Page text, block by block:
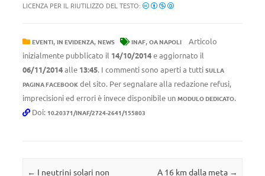
LICENZA PER IL RIUTILIZZO DEL TESTO:
EVENTI, IN EVIDENZA, NEWS INAF, OA NAPOLI
Articolo
inizialmente pubblicato il 14/10/2014e aggiornato il
06/11/2014alle 13:45. I commenti sono aperti a tutti SULLA
PAGINA FACEBOOK del sito. Per segnalare alla redazione refusi,
imprecisioni ed errori è invece disponibile un MODULO DEDICATO.
Doi: 10.20371/INAF/2724-2641/155803
Navigazione articolo
← I neutrini solari non A 16 km dalla meta →